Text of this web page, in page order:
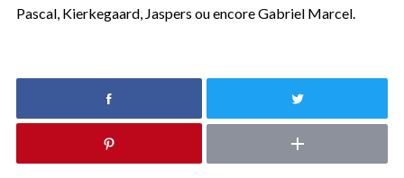
Pascal, Kierkegaard, Jaspers ou encore Gabriel Marcel.